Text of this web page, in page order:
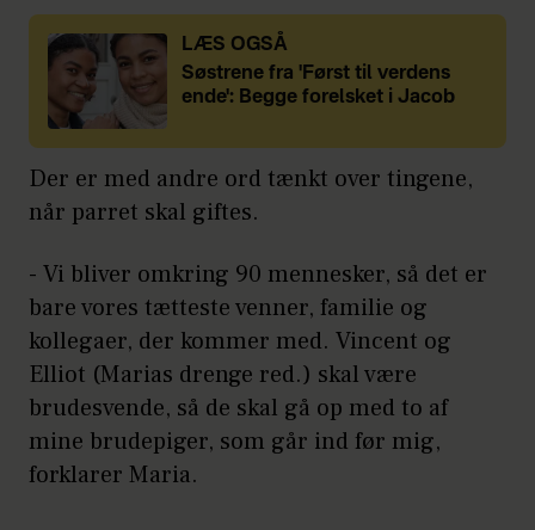
LÆS OGSÅ
Søstrene fra 'Først til verdens
ende': Begge forelsket i Jacob
Der er med andre ord tænkt over tingene,
når parret skal giftes.
- Vi bliver omkring 90 mennesker, så det er
bare vores tætteste venner, familie og
kollegaer, der kommer med. Vincent og
Elliot (Marias drenge red.) skal være
brudesvende, så de skal gå op med to af
mine brudepiger, som går ind før mig,
forklarer Maria.